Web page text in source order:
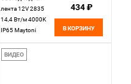
лента 12V 2835
14,4 Вт/м 4000K
IP65 Maytoni
10118 , цена за
метр, катушкой по
434 ₽
В КОРЗИНУ
ВИДЕО